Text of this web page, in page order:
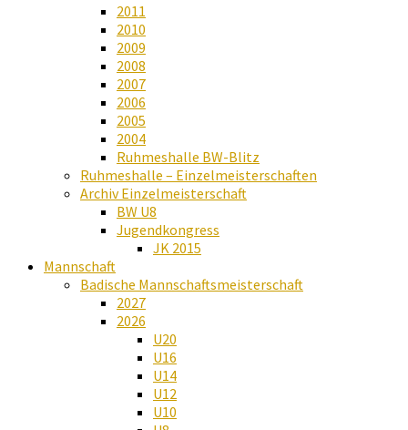
2011
2010
2009
2008
2007
2006
2005
2004
Ruhmeshalle BW-Blitz
Ruhmeshalle – Einzelmeisterschaften
Archiv Einzelmeisterschaft
BW U8
Jugendkongress
JK 2015
Mannschaft
Badische Mannschaftsmeisterschaft
2027
2026
U20
U16
U14
U12
U10